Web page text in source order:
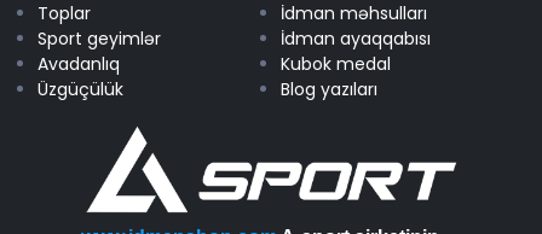
Toplar
İdman məhsulları
Sport geyimlər
İdman ayaqqabısı
Avadanlıq
Kubok medal
Üzgüçülük
Blog yazıları